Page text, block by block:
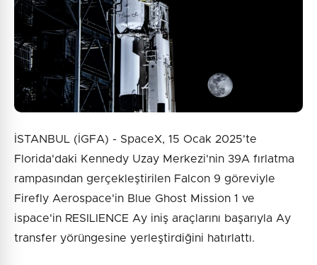
Gönder
İSTANBUL (İGFA) - SpaceX, 15 Ocak 2025'te
Florida'daki Kennedy Uzay Merkezi'nin 39A fırlatma
rampasından gerçekleştirilen Falcon 9 göreviyle
Firefly Aerospace'in Blue Ghost Mission 1 ve
ispace'in RESILIENCE Ay iniş araçlarını başarıyla Ay
transfer yörüngesine yerleştirdiğini hatırlattı.